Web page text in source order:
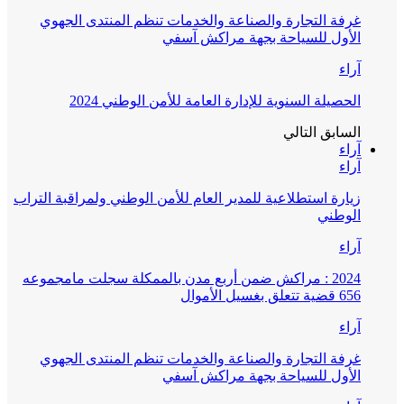
غرفة التجارة والصناعة والخدمات تنظم المنتدى الجهوي
الأول للسياحة بجهة مراكش آسفي
آراء
الحصيلة السنوية للإدارة العامة للأمن الوطني 2024
السابق التالي
آراء
آراء
زيارة استطلاعية للمدير العام للأمن الوطني ولمراقبة التراب
الوطني
آراء
2024 : مراكش ضمن أربع مدن بالممكلة سجلت مامجموعه
656 قضية تتعلق بغسيل الأموال
آراء
غرفة التجارة والصناعة والخدمات تنظم المنتدى الجهوي
الأول للسياحة بجهة مراكش آسفي